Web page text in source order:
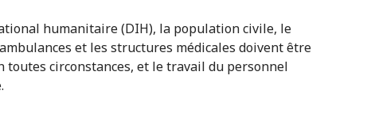
humanitaire (DIH), la population civile, le
et les structures médicales doivent être
toutes circonstances, et le travail du personnel